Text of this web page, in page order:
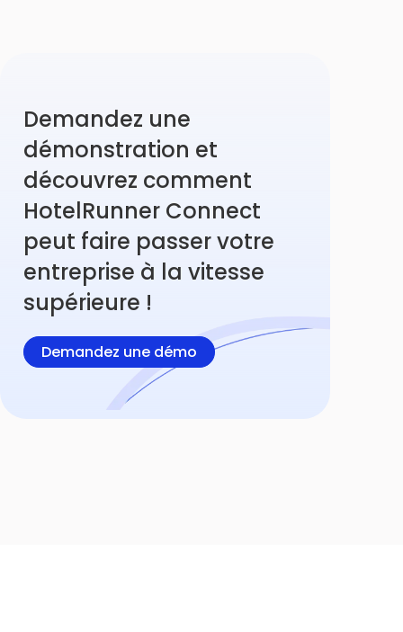
Demandez une
démonstration et
découvrez comment
HotelRunner Connect
peut faire passer votre
entreprise à la vitesse
supérieure !
Demandez une démo